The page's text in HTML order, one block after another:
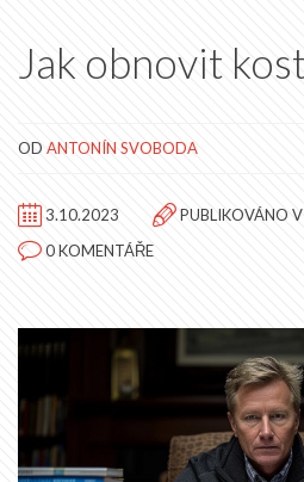
Jak obnovit
OD ANTONÍN SVOBODA
3.10.2023 PUBLIKOVÁNO V
0 KOMENTÁŘE